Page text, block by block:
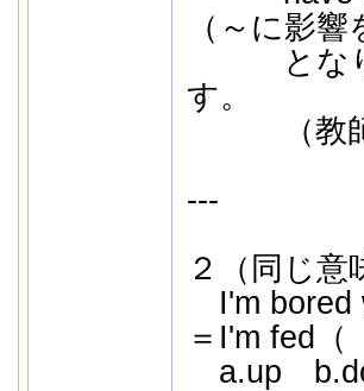
（～に影響
となり
す。
（教師の
---
２（同じ
I'm bored
＝I'm fed
a.up